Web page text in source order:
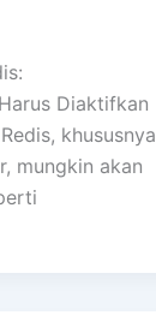
Diaktifkan
khususnya
mungkin akan